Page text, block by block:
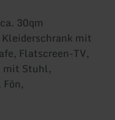
30qm
mit
Flatscreen-TV,
mit Stuhl,